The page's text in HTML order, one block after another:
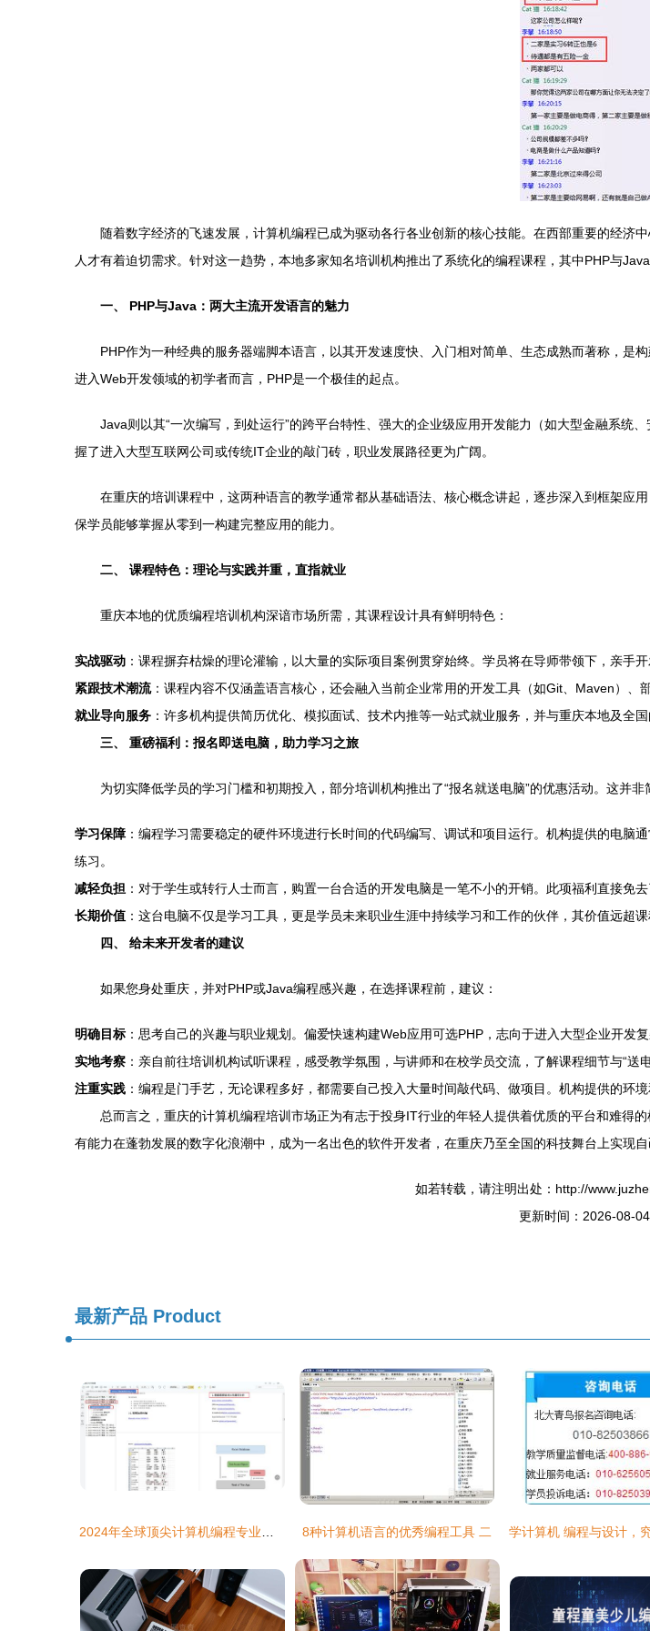
随着数字经济的飞速发展，计算机编程已成为驱动各行各业创新的核心技能。在西部重要的经
人才有着迫切需求。针对这一趋势，本地多家知名培训机构推出了系统化的编程课程，其中PHP与
一、 PHP与Java：两大主流开发语言的魅力
PHP作为一种经典的服务器端脚本语言，以其开发速度快、入门相对简单、生态成熟而著称，
进入Web开发领域的初学者而言，PHP是一个极佳的起点。
Java则以其“一次编写，到处运行”的跨平台特性、强大的企业级应用开发能力（如大型金融系
握了进入大型互联网公司或传统IT企业的敲门砖，职业发展路径更为广阔。
在重庆的培训课程中，这两种语言的教学通常都从基础语法、核心概念讲起，逐步深入到框架
保学员能够掌握从零到一构建完整应用的能力。
二、 课程特色：理论与实践并重，直指就业
重庆本地的优质编程培训机构深谙市场所需，其课程设计具有鲜明特色：
实战驱动 ：课程摒弃枯燥的理论灌输，以大量的实际项目案例贯穿始终。学员将在导师带领下，亲手
紧跟技术潮流：课程内容不仅涵盖语言核心，还会融入当前企业常用的开发工具（如Git、Maven）
就业导向服务 ：许多机构提供简历优化、模拟面试、技术内推等一站式就业服务，并与重庆本地及全
三、 重磅福利：报名即送电脑，助力学习之旅
为切实降低学员的学习门槛和初期投入，部分培训机构推出了“报名就送电脑”的优惠活动。这并非
学习保障 ：编程学习需要稳定的硬件环境进行长时间的代码编写、调试和项目运行。机构提供的电
练习。
减轻负担 ：对于学生或转行人士而言，购置一台合适的开发电脑是一笔不小的开销。此项福利直接免
长期价值 ：这台电脑不仅是学习工具，更是学员未来职业生涯中持续学习和工作的伙伴，其价值远超课
四、 给未来开发者的建议
如果您身处重庆，并对PHP或Java编程感兴趣，在选择课程前，建议：
明确目标 ：思考自己的兴趣与职业规划。偏爱快速构建Web应用可选PHP，志向于进入大型企业开发复
实地考察 ：亲自前往培训机构试听课程，感受教学氛围，与讲师和在校学员交流，了解课程细节与“送
注重实践 ：编程是门手艺，无论课程多好，都需要自己投入大量时间敲代码、做项目。机构提供的环
总而言之，重庆的计算机编程培训市场正为有志于投身IT行业的年轻人提供着优质的平台和难得
有能力在蓬勃发展的数字化浪潮中，成为一名出色的软件开发者，在重庆乃至全国的科技舞台上实现自
如若转载，请注明出处：http://
更新时间：2026-08-
最新产品 Product
8种计算机语言的优秀编程工具 二